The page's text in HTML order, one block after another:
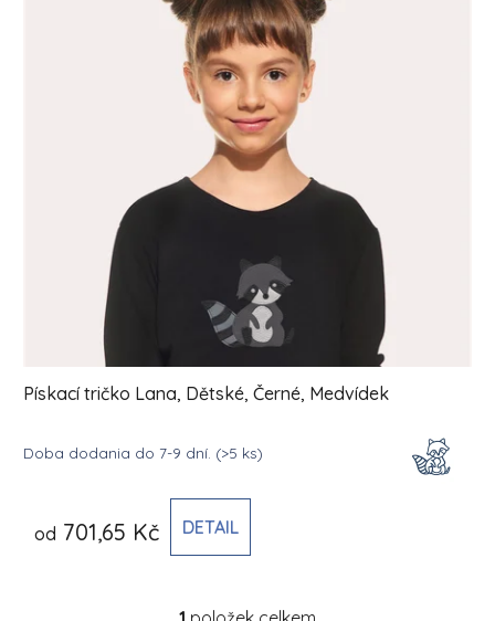
Pískací tričko Lana, Dětské, Černé, Medvídek
Doba dodania do 7-9 dní. (>5 ks)
od 701,65 Kč DETAIL